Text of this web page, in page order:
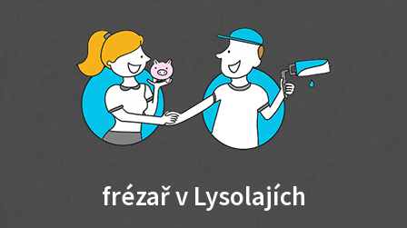
frézař v Lysolajích